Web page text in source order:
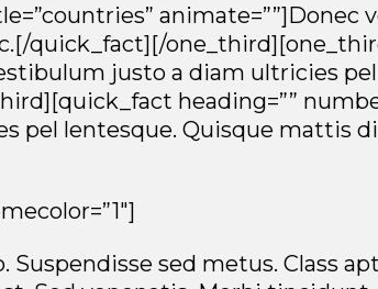
quick_fact][/
justo a diam ultricies
heading=””
pel lentesque. Quisque mattis
Suspendisse sed metus. Class